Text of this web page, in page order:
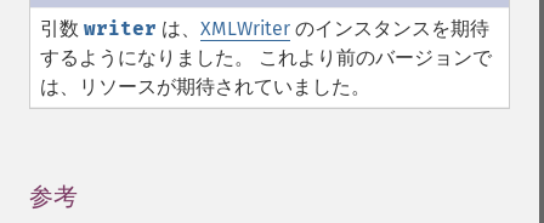
引数 writer は、 XMLWriter のインスタンスを期待
するようになりました。 これより前のバージョンで
は、リソースが期待されていました。
参考